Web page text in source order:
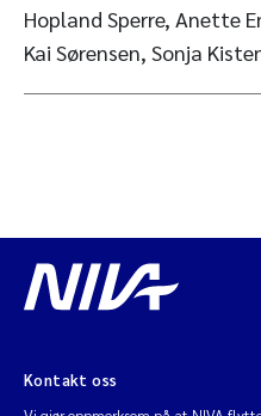
Hopland Sperre, Anette
Kai Sørensen, Sonja
Kontakt oss